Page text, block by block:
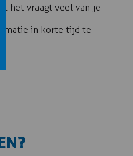
het vraagt veel van je
in korte tijd te